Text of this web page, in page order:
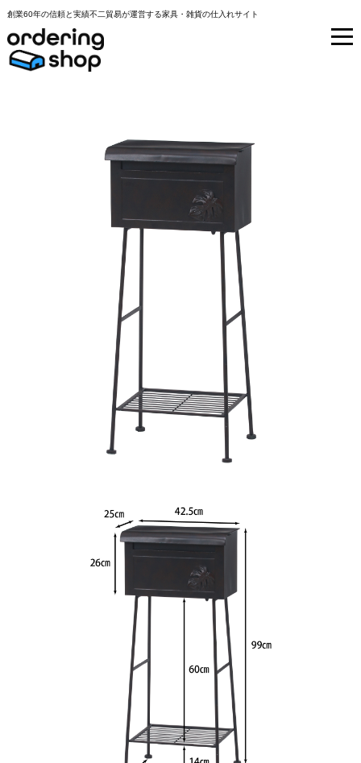
創業60年の信頼と実績不二貿易が運営する家具・雑貨の仕入れサイト